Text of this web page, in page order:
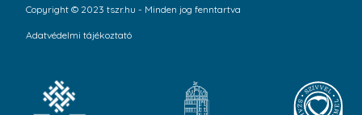
Copyright © 2023 tszr.hu - Minden jog fenntartva
Adatvédelmi tájékoztató